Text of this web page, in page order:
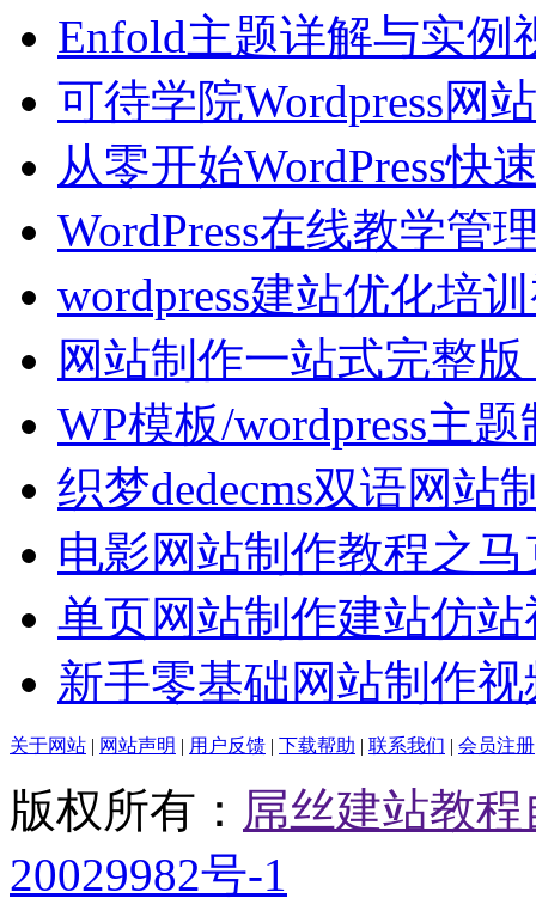
Enfold主题详解与实例
可待学院Wordpress网
从零开始WordPress快
WordPress在线教学管
wordpress建站优化培
网站制作一站式完整版
WP模板/wordpress主
织梦dedecms双语网站
电影网站制作教程之马
单页网站制作建站仿站
新手零基础网站制作视
关于网站 | 网站声明 | 用户反馈 | 下载帮助 | 联系我们 | 会员注册
版权所有： 屌丝建站教
20029982号-1